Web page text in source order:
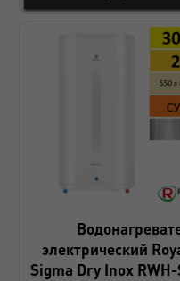
электрический
Sigma Dry Inox RWH-